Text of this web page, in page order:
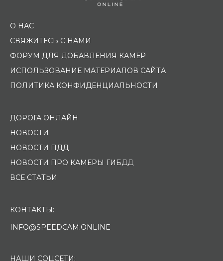
О НАС
СВЯЖИТЕСЬ С НАМИ
ФОРУМ ДЛЯ ДОБАВЛЕНИЯ КАМЕР
ИСПОЛЬЗОВАНИЕ МАТЕРИАЛОВ САЙТА
ПОЛИТИКА КОНФИДЕНЦИАЛЬНОСТИ
ДОРОГА ОНЛАЙН
НОВОСТИ
НОВОСТИ ПДД
НОВОСТИ ПРО КАМЕРЫ ГИБДД
ВСЕ СТАТЬИ
КОНТАКТЫ:
INFO@SPEEDCAM.ONLINE
НАШИ СОЦСЕТИ: